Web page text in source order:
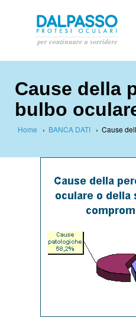
Cause della
bulbo
Home › BANCA DATI › Cause